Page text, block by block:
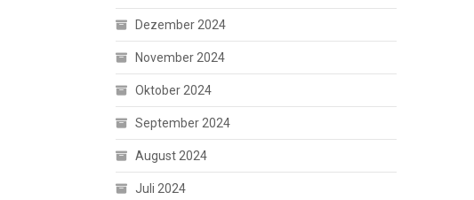
Dezember 2024
November 2024
Oktober 2024
September 2024
August 2024
Juli 2024